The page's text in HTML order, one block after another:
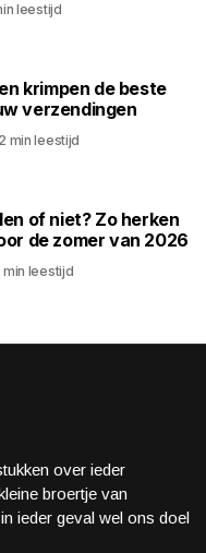
leestijd
krimpen de beste
verzendingen
2 min leestijd
of niet? Zo herken
de zomer van 2026
min leestijd
over ieder
broertje van
ieder geval wel ons doel